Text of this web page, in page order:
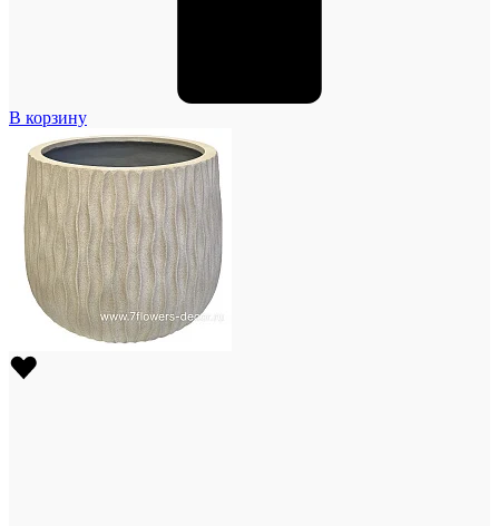
В корзину